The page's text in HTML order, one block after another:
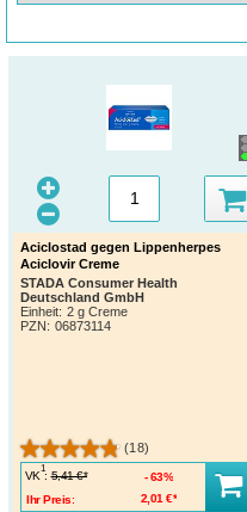
Aciclostad gegen Lippenherpes
Aciclovir Creme
STADA Consumer Health
Deutschland GmbH
Einheit: 2 g Creme
PZN: 06873114
(18)
VK
1
: 5,41 €*
Ihr Preis:
2,01 €*
63%